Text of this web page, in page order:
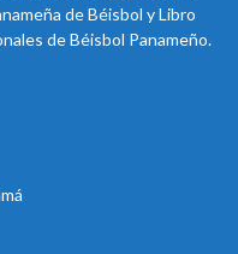
de Béisbol y Libro
de Béisbol Panameño.